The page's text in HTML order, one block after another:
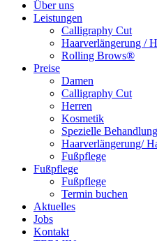
Über uns
Leistungen
Calligraphy Cut
Haarverlängerung /
Rolling Brows®
Preise
Damen
Calligraphy Cut
Herren
Kosmetik
Spezielle
Haarverlängerung/
Fußpflege
Fußpflege
Fußpflege
Termin buchen
Aktuelles
Jobs
Kontakt